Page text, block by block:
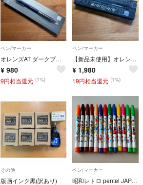
ペン/マーカー
オレンズAT ダークブルー
¥ 980
9円相当還元 (1%)
ペン/マーカー
【新品未使用】オレンズネロ ブラック 0.3
¥ 1,980
19円相当還元 (1%)
その他
版画インク黒(訳あり)
ペン/マーカー
昭和レトロ pentel JAPANディズニー サインペン